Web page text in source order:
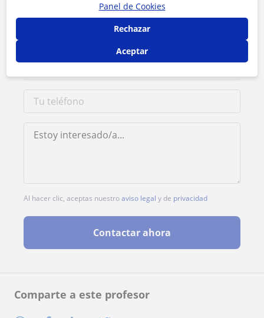
Comparte a este profesor
Al hacer clic, aceptas nuestroaviso legal y de privacidad
Contactar ahora
Panel de Cookies
Rechazar
Aceptar